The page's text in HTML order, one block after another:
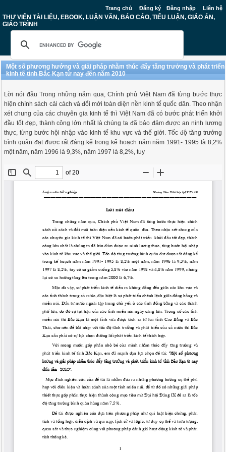
Trang chủ Đăng ký Đăng nhập Liên hệ
THƯ VIỆN TÀI LIỆU, EBOOK, LUẬN VĂN, BÁO CÁO, TIỂU LUẬN, GIÁO ÁN,
GIÁO TRÌNH
Một số phương hướng và giải pháp nhằm thúc đẩy tăng trưởng và phát triển
kinh tế tỉnh Bắc Kạn từ nay đến năm 2010
Lời nói đầu Trong những năm qua, Chính phủ Việt Nam đã từng bước thực
hiện chính sách cải cách và đổi mới toàn diện nền kinh tế quốc dân. Theo nhận
xét chung của các chuyên gia kinh tế thì Việt Nam đã có bước phát triển khởi
đầu tốt đẹp, thành công lớn nhất là chúng ta đã bảo đảm được an ninh lương
thực, từng bước hội nhập vào kinh tế khu vực và thế giới. Tốc độ tăng trưởng
bình quân đạt được rất đáng kể trong kế hoạch năm năm 1991- 1995 là 8,2%
một năm, năm 1996 là 9,3%, năm 1997 là 8,2%, tuy